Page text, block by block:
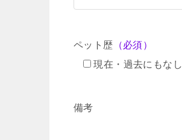
ペット歴 （必須）
現在・過去にもなし
備考